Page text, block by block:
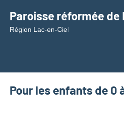
contenu
Paroisse réformée de
Région Lac-en-Ciel
Pour les enfants de 0